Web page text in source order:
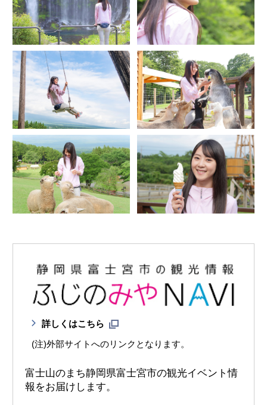
詳しくはこちら
(注)外部サイトへのリンクとなります。
富士山のまち静岡県富士宮市の観光イベント情
報をお届けします。